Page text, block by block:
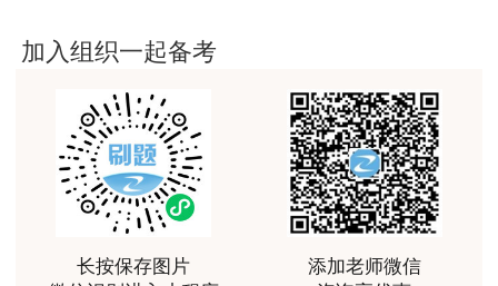
非常美好
用户m6****68
陈老师讲得非常好，特别喜欢听他的课
用户m7****66
好好 好 好 好真好
用户Fa****56
加入组织一起备考
长按保存图片
添加老师微信